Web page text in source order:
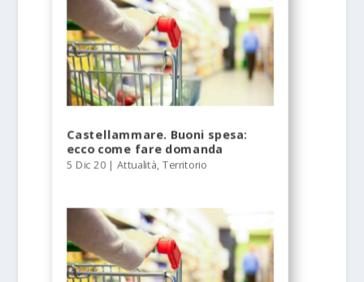
Castellammare. Buoni spesa:
ecco come fare domanda
5 Dic 20 |Attualità,Territorio